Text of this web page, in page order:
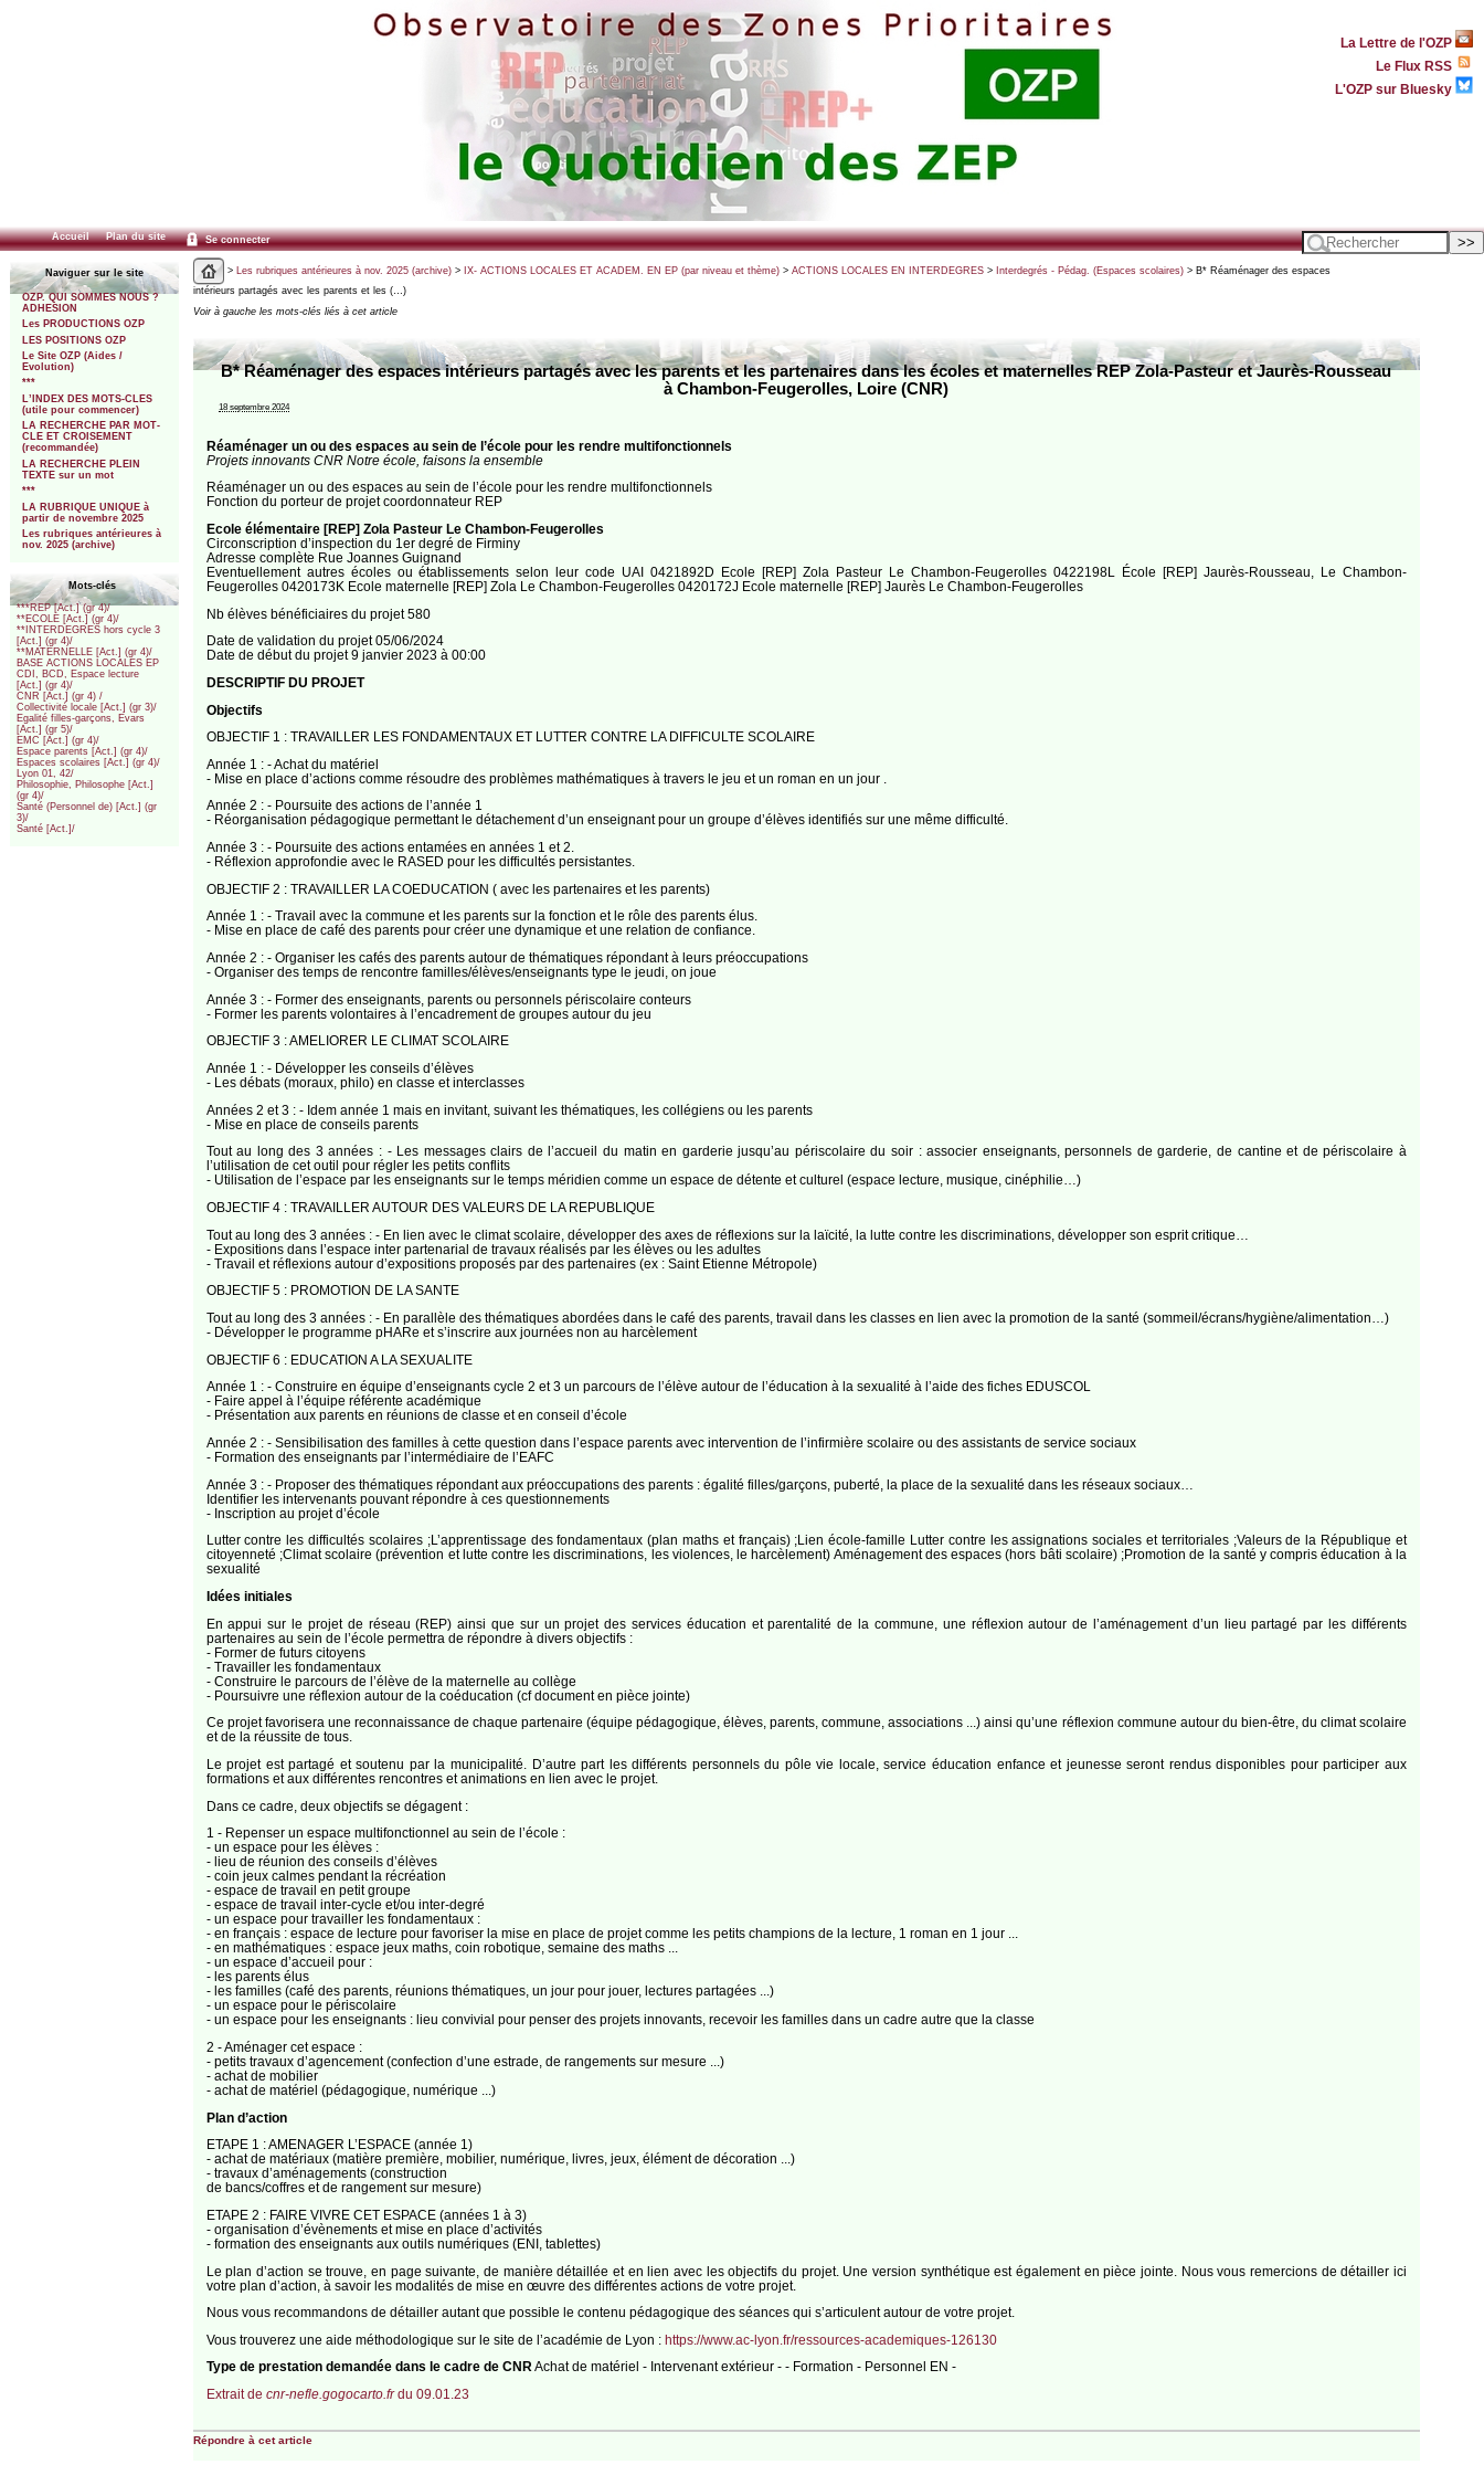
La Lettre de l'OZP
Le Flux RSS
L'OZP sur Bluesky
Accueil Plan du site Se connecter
Naviguer sur le site
OZP. QUI SOMMES NOUS ?
ADHESION
Les PRODUCTIONS OZP
LES POSITIONS OZP
Le Site OZP (Aides /
Evolution)
***
L’INDEX DES MOTS-CLES
(utile pour commencer)
LA RECHERCHE PAR MOT-
CLE ET CROISEMENT
(recommandée)
LA RECHERCHE PLEIN
TEXTE sur un mot
***
LA RUBRIQUE UNIQUE à
partir de novembre 2025
Les rubriques antérieures à
nov. 2025 (archive)
Mots-clés
***REP [Act.] (gr 4)/
**ECOLE [Act.] (gr 4)/
**INTERDEGRES hors cycle 3
[Act.] (gr 4)/
**MATERNELLE [Act.] (gr 4)/
BASE ACTIONS LOCALES EP
CDI, BCD, Espace lecture
[Act.] (gr 4)/
CNR [Act.] (gr 4) /
Collectivité locale [Act.] (gr 3)/
Egalité filles-garçons, Evars
[Act.] (gr 5)/
EMC [Act.] (gr 4)/
Espace parents [Act.] (gr 4)/
Espaces scolaires [Act.] (gr 4)/
Lyon 01, 42/
Philosophie, Philosophe [Act.]
(gr 4)/
Santé (Personnel de) [Act.] (gr
3)/
Santé [Act.]/
> Les rubriques antérieures à nov. 2025 (archive)> IX- ACTIONS LOCALES ET ACADEM. EN EP (par niveau et thème)> ACTIONS LOCALES EN INTERDEGRES> Interdegrés - Pédag. (Espaces scolaires)> B* Réaménager des espaces
intérieurs partagés avec les parents et les (…)
Voir à gauche les mots-clés liés à cet article
B* Réaménager des espaces intérieurs partagés avec les parents et les partenaires dans les écoles et maternelles REP Zola-Pasteur et Jaurès-Rousseau
à Chambon-Feugerolles, Loire (CNR)
18 septembre 2024
Réaménager un ou des espaces au sein de l’école pour les rendre multifonctionnels
Projets innovants CNR Notre école, faisons la ensemble
Réaménager un ou des espaces au sein de l’école pour les rendre multifonctionnels
Fonction du porteur de projet coordonnateur REP
Ecole élémentaire [REP] Zola Pasteur Le Chambon-Feugerolles
Circonscription d’inspection du 1er degré de Firminy
Adresse complète Rue Joannes Guignand
Eventuellement autres écoles ou établissements selon leur code UAI 0421892D Ecole [REP] Zola Pasteur Le Chambon-Feugerolles 0422198L École [REP] Jaurès-Rousseau, Le Chambon-
Feugerolles 0420173K Ecole maternelle [REP] Zola Le Chambon-Feugerolles 0420172J Ecole maternelle [REP] Jaurès Le Chambon-Feugerolles
Nb élèves bénéficiaires du projet 580
Date de validation du projet 05/06/2024
Date de début du projet 9 janvier 2023 à 00:00
DESCRIPTIF DU PROJET
Objectifs
OBJECTIF 1 : TRAVAILLER LES FONDAMENTAUX ET LUTTER CONTRE LA DIFFICULTE SCOLAIRE
Année 1 : - Achat du matériel
- Mise en place d’actions comme résoudre des problèmes mathématiques à travers le jeu et un roman en un jour .
Année 2 : - Poursuite des actions de l’année 1
- Réorganisation pédagogique permettant le détachement d’un enseignant pour un groupe d’élèves identifiés sur une même difficulté.
Année 3 : - Poursuite des actions entamées en années 1 et 2.
- Réflexion approfondie avec le RASED pour les difficultés persistantes.
OBJECTIF 2 : TRAVAILLER LA COEDUCATION ( avec les partenaires et les parents)
Année 1 : - Travail avec la commune et les parents sur la fonction et le rôle des parents élus.
- Mise en place de café des parents pour créer une dynamique et une relation de confiance.
Année 2 : - Organiser les cafés des parents autour de thématiques répondant à leurs préoccupations
- Organiser des temps de rencontre familles/élèves/enseignants type le jeudi, on joue
Année 3 : - Former des enseignants, parents ou personnels périscolaire conteurs
- Former les parents volontaires à l’encadrement de groupes autour du jeu
OBJECTIF 3 : AMELIORER LE CLIMAT SCOLAIRE
Année 1 : - Développer les conseils d’élèves
- Les débats (moraux, philo) en classe et interclasses
Années 2 et 3 : - Idem année 1 mais en invitant, suivant les thématiques, les collégiens ou les parents
- Mise en place de conseils parents
Tout au long des 3 années : - Les messages clairs de l’accueil du matin en garderie jusqu’au périscolaire du soir : associer enseignants, personnels de garderie, de cantine et de périscolaire à
l’utilisation de cet outil pour régler les petits conflits
- Utilisation de l’espace par les enseignants sur le temps méridien comme un espace de détente et culturel (espace lecture, musique, cinéphilie…)
OBJECTIF 4 : TRAVAILLER AUTOUR DES VALEURS DE LA REPUBLIQUE
Tout au long des 3 années : - En lien avec le climat scolaire, développer des axes de réflexions sur la laïcité, la lutte contre les discriminations, développer son esprit critique…
- Expositions dans l’espace inter partenarial de travaux réalisés par les élèves ou les adultes
- Travail et réflexions autour d’expositions proposés par des partenaires (ex : Saint Etienne Métropole)
OBJECTIF 5 : PROMOTION DE LA SANTE
Tout au long des 3 années : - En parallèle des thématiques abordées dans le café des parents, travail dans les classes en lien avec la promotion de la santé (sommeil/écrans/hygiène/alimentation…)
- Développer le programme pHARe et s’inscrire aux journées non au harcèlement
OBJECTIF 6 : EDUCATION A LA SEXUALITE
Année 1 : - Construire en équipe d’enseignants cycle 2 et 3 un parcours de l’élève autour de l’éducation à la sexualité à l’aide des fiches EDUSCOL
- Faire appel à l’équipe référente académique
- Présentation aux parents en réunions de classe et en conseil d’école
Année 2 : - Sensibilisation des familles à cette question dans l’espace parents avec intervention de l’infirmière scolaire ou des assistants de service sociaux
- Formation des enseignants par l’intermédiaire de l’EAFC
Année 3 : - Proposer des thématiques répondant aux préoccupations des parents : égalité filles/garçons, puberté, la place de la sexualité dans les réseaux sociaux…
Identifier les intervenants pouvant répondre à ces questionnements
- Inscription au projet d’école
Lutter contre les difficultés scolaires ;L’apprentissage des fondamentaux (plan maths et français) ;Lien école-famille Lutter contre les assignations sociales et territoriales ;Valeurs de la République et
citoyenneté ;Climat scolaire (prévention et lutte contre les discriminations, les violences, le harcèlement) Aménagement des espaces (hors bâti scolaire) ;Promotion de la santé y compris éducation à la
sexualité
Idées initiales
En appui sur le projet de réseau (REP) ainsi que sur un projet des services éducation et parentalité de la commune, une réflexion autour de l’aménagement d’un lieu partagé par les différents
partenaires au sein de l’école permettra de répondre à divers objectifs :
- Former de futurs citoyens
- Travailler les fondamentaux
- Construire le parcours de l’élève de la maternelle au collège
- Poursuivre une réflexion autour de la coéducation (cf document en pièce jointe)
Ce projet favorisera une reconnaissance de chaque partenaire (équipe pédagogique, élèves, parents, commune, associations ...) ainsi qu’une réflexion commune autour du bien-être, du climat scolaire
et de la réussite de tous.
Le projet est partagé et soutenu par la municipalité. D’autre part les différents personnels du pôle vie locale, service éducation enfance et jeunesse seront rendus disponibles pour participer aux
formations et aux différentes rencontres et animations en lien avec le projet.
Dans ce cadre, deux objectifs se dégagent :
1 - Repenser un espace multifonctionnel au sein de l’école :
- un espace pour les élèves :
- lieu de réunion des conseils d’élèves
- coin jeux calmes pendant la récréation
- espace de travail en petit groupe
- espace de travail inter-cycle et/ou inter-degré
- un espace pour travailler les fondamentaux :
- en français : espace de lecture pour favoriser la mise en place de projet comme les petits champions de la lecture, 1 roman en 1 jour ...
- en mathématiques : espace jeux maths, coin robotique, semaine des maths ...
- un espace d’accueil pour :
- les parents élus
- les familles (café des parents, réunions thématiques, un jour pour jouer, lectures partagées ...)
- un espace pour le périscolaire
- un espace pour les enseignants : lieu convivial pour penser des projets innovants, recevoir les familles dans un cadre autre que la classe
2 - Aménager cet espace :
- petits travaux d’agencement (confection d’une estrade, de rangements sur mesure ...)
- achat de mobilier
- achat de matériel (pédagogique, numérique ...)
Plan d’action
ETAPE 1 : AMENAGER L’ESPACE (année 1)
- achat de matériaux (matière première, mobilier, numérique, livres, jeux, élément de décoration ...)
- travaux d’aménagements (construction
de bancs/coffres et de rangement sur mesure)
ETAPE 2 : FAIRE VIVRE CET ESPACE (années 1 à 3)
- organisation d’évènements et mise en place d’activités
- formation des enseignants aux outils numériques (ENI, tablettes)
Le plan d’action se trouve, en page suivante, de manière détaillée et en lien avec les objectifs du projet. Une version synthétique est également en pièce jointe. Nous vous remercions de détailler ici
votre plan d’action, à savoir les modalités de mise en œuvre des différentes actions de votre projet.
Nous vous recommandons de détailler autant que possible le contenu pédagogique des séances qui s’articulent autour de votre projet.
Vous trouverez une aide méthodologique sur le site de l’académie de Lyon : https://www.ac-lyon.fr/ressources-academiques-126130
Type de prestation demandée dans le cadre de CNR Achat de matériel - Intervenant extérieur - - Formation - Personnel EN -
Extrait de cnr-nefle.gogocarto.frdu 09.01.23
Répondre à cet article